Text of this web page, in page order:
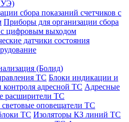
сбора показаний счетчиков с
Приборы для организации сбора
с цифровым выходом
датчики состояния
(Болид)
ТС Блоки индикации и
контроля адресной ТС Адресные
расширители ТС
оповещатели ТС
ТС Изоляторы КЗ линий ТС